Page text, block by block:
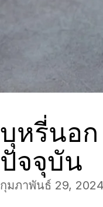
บุหรี่นอก
ปัจจุบัน
กุมภาพันธ์ 29, 2024